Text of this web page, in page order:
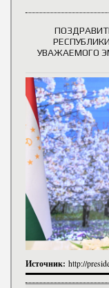
УВАЖАЕМОГО
Источник: http://